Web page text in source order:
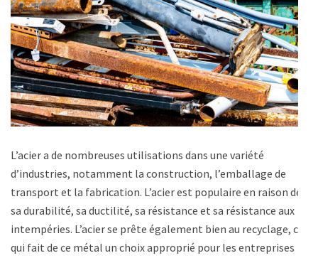
L’acier a de nombreuses utilisations dans une variété
d’industries, notamment la construction, l’emballage de
transport et la fabrication. L’acier est populaire en raison de
sa durabilité, sa ductilité, sa résistance et sa résistance aux
intempéries. L’acier se prête également bien au recyclage, ce
qui fait de ce métal un choix approprié pour les entreprises